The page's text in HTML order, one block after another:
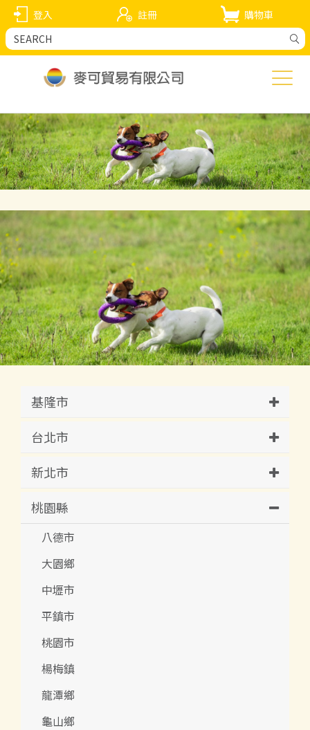
登入 註冊 購物車
基隆市
台北市
新北市
桃園縣
八德市
大園鄉
中壢市
平鎮市
桃園市
楊梅鎮
龍潭鄉
龜山鄉